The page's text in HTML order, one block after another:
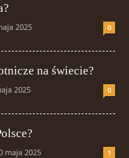
2025 0
na świecie?
2025 0
maja 2025 1